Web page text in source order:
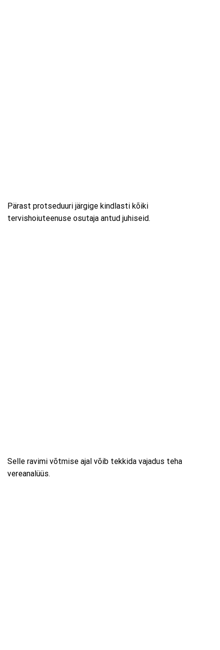
Pärast protseduuri järgige kindlasti kõiki
tervishoiuteenuse osutaja antud juhiseid.
Selle ravimi võtmise ajal võib tekkida vajadus teha
vereanalüüs.